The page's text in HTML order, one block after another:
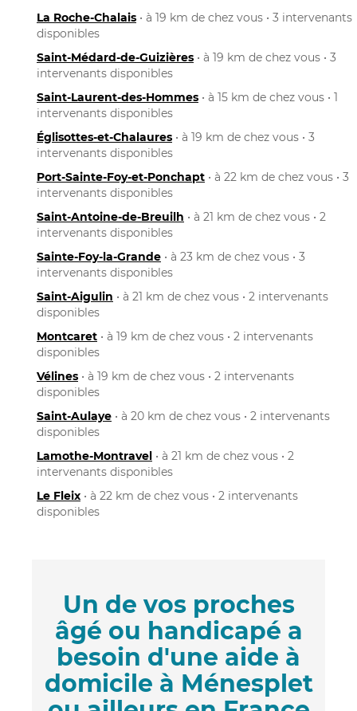
La Roche-Chalais • à 19 km de chez vous • 3 intervenants
disponibles
Saint-Médard-de-Guizières • à 19 km de chez vous • 3
intervenants disponibles
Saint-Laurent-des-Hommes • à 15 km de chez vous • 1
intervenants disponibles
Églisottes-et-Chalaures • à 19 km de chez vous • 3
intervenants disponibles
Port-Sainte-Foy-et-Ponchapt • à 22 km de chez vous • 3
intervenants disponibles
Saint-Antoine-de-Breuilh • à 21 km de chez vous • 2
intervenants disponibles
Sainte-Foy-la-Grande • à 23 km de chez vous • 3
intervenants disponibles
Saint-Aigulin • à 21 km de chez vous • 2 intervenants
disponibles
Montcaret • à 19 km de chez vous • 2 intervenants
disponibles
Vélines • à 19 km de chez vous • 2 intervenants
disponibles
Saint-Aulaye • à 20 km de chez vous • 2 intervenants
disponibles
Lamothe-Montravel • à 21 km de chez vous • 2
intervenants disponibles
Le Fleix • à 22 km de chez vous • 2 intervenants
disponibles
Un de vos proches
âgé ou handicapé a
besoin d'une aide à
domicile à Ménesplet